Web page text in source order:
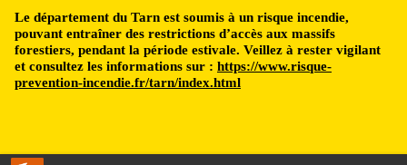
Le département du Tarn est soumis à un risque incendie,
pouvant entraîner des restrictions d’accès aux massifs
forestiers, pendant la période estivale. Veillez à rester vigilant
et consultez les informations sur : https://www.risque-
prevention-incendie.fr/tarn/index.html